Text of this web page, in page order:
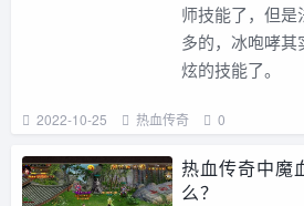
师技能了，但是
多的，冰咆哮
炫的技能了。
2022-10-25 热血传奇 0
热血传奇中魔
么？